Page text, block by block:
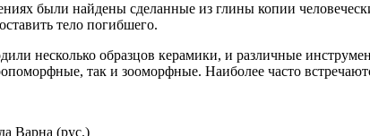
были найдены сделанные из глины копии
тело погибшего.
несколько образцов керамики, и различные
так и зооморфные. Наиболее часто
Варна (рус.)